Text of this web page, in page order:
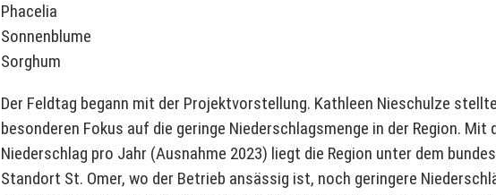
Phacelia
Sonnenblume
Sorghum
Der Feldtag begann mit der Projektvorstellung. Kathleen Nieschulze
besonderen Fokus auf die geringe Niederschlagsmenge in der Region.
Niederschlag pro Jahr (Ausnahme 2023) liegt die Region unter dem
Standort St. Omer, wo der Betrieb ansässig ist, noch geringere